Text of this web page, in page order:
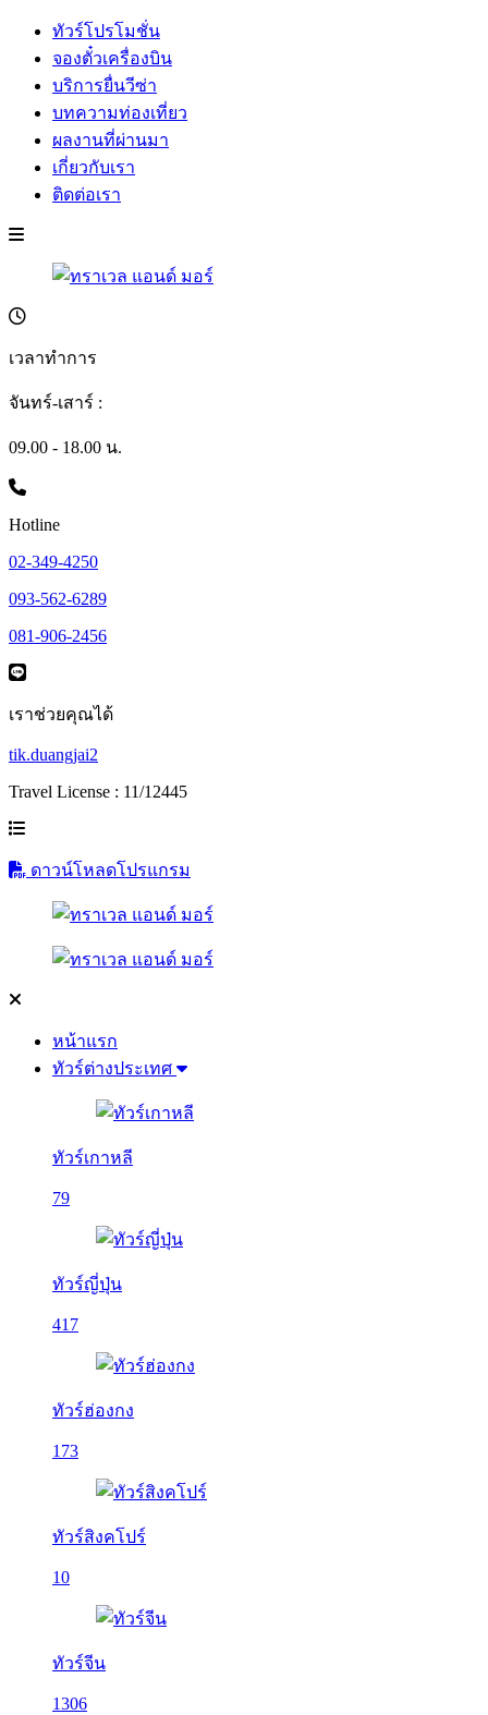
ทัวร์โปรโมชั่น
จองตั๋วเครื่องบิน
บริการยื่นวีซ่า
บทความท่องเที่ยว
ผลงานที่ผ่านมา
เกี่ยวกับเรา
ติดต่อเรา
เวลาทำการ
จันทร์-เสาร์ :
09.00 - 18.00 น.
Hotline
02-349-4250
093-562-6289
081-906-2456
เราช่วยคุณได้
tik.duangjai2
Travel License : 11/12445
ดาวน์โหลดโปรแกรม
หน้าแรก
ทัวร์ต่างประเทศ
ทัวร์เกาหลี
79
ทัวร์ญี่ปุ่น
417
ทัวร์ฮ่องกง
173
ทัวร์สิงคโปร์
10
ทัวร์จีน
1306